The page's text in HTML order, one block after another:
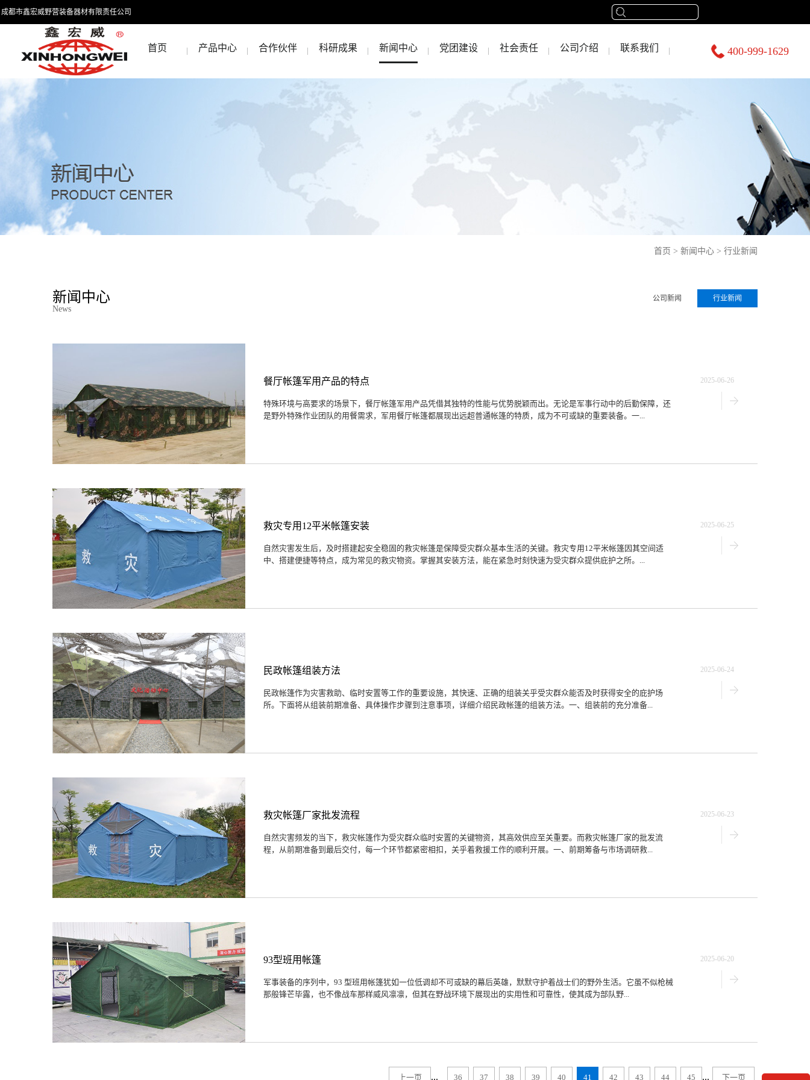
成都市鑫宏威野营装备器材有限责任公司
首页 产品中心 合作伙伴 科研成果 新闻中心 党团建设 社会责任 公司介绍 联系我们 400-999-1629
首页 > 新闻中心 > 行业新闻
新闻中心
News
公司新闻 行业新闻
餐厅帐篷军用产品的特点 2025-06-26
特殊环境与高要求的场景下，餐厅帐篷军用产品凭借其独特的性能与优势脱颖而出。无论是军事行动中的后勤保障，还
是野外特殊作业团队的用餐需求，军用餐厅帐篷都展现出远超普通帐篷的特质，成为不可或缺的重要装备。一...
救灾专用12平米帐篷安装 2025-06-25
自然灾害发生后，及时搭建起安全稳固的救灾帐篷是保障受灾群众基本生活的关键。救灾专用12平米帐篷因其空间适
中、搭建便捷等特点，成为常见的救灾物资。掌握其安装方法，能在紧急时刻快速为受灾群众提供庇护之所。...
民政帐篷组装方法 2025-06-24
民政帐篷作为灾害救助、临时安置等工作的重要设施，其快速、正确的组装关乎受灾群众能否及时获得安全的庇护场
所。下面将从组装前期准备、具体操作步骤到注意事项，详细介绍民政帐篷的组装方法。一、组装前的充分准备...
救灾帐篷厂家批发流程 2025-06-23
自然灾害频发的当下，救灾帐篷作为受灾群众临时安置的关键物资，其高效供应至关重要。而救灾帐篷厂家的批发流
程，从前期准备到最后交付，每一个环节都紧密相扣，关乎着救援工作的顺利开展。一、前期筹备与市场调研救...
93型班用帐篷 2025-06-20
军事装备的序列中，93 型班用帐篷犹如一位低调却不可或缺的幕后英雄，默默守护着战士们的野外生活。它虽不似枪械
那般锋芒毕露，也不像战车那样威风凛凛，但其在野战环境下展现出的实用性和可靠性，使其成为部队野...
上一页 ... 36 37 38 39 40 41 42 43 44 45 ... 下一页